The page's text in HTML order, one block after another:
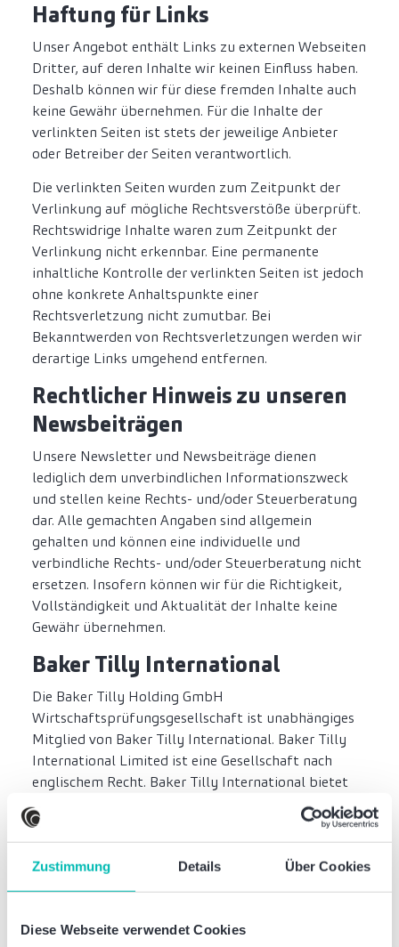
Zustimmung Details Über Cookies
Diese Webseite verwendet Cookies
Haftung für Links
Unser Angebot enthält Links zu externen Webseiten
Dritter, auf deren Inhalte wir keinen Einfluss haben.
Deshalb können wir für diese fremden Inhalte auch
keine Gewähr übernehmen. Für die Inhalte der
verlinkten Seiten ist stets der jeweilige Anbieter
oder Betreiber der Seiten verantwortlich.
Die verlinkten Seiten wurden zum Zeitpunkt der
Verlinkung auf mögliche Rechtsverstöße überprüft.
Rechtswidrige Inhalte waren zum Zeitpunkt der
Verlinkung nicht erkennbar. Eine permanente
inhaltliche Kontrolle der verlinkten Seiten ist jedoch
ohne konkrete Anhaltspunkte einer
Rechtsverletzung nicht zumutbar. Bei
Bekanntwerden von Rechtsverletzungen werden wir
derartige Links umgehend entfernen.
Rechtlicher Hinweis zu unseren
Newsbeiträgen
Unsere Newsletter und Newsbeiträge dienen
lediglich dem unverbindlichen Informationszweck
und stellen keine Rechts- und/oder Steuerberatung
dar. Alle gemachten Angaben sind allgemein
gehalten und können eine individuelle und
verbindliche Rechts- und/oder Steuerberatung nicht
ersetzen. Insofern können wir für die Richtigkeit,
Vollständigkeit und Aktualität der Inhalte keine
Gewähr übernehmen.
Baker Tilly International
Die Baker Tilly Holding GmbH
Wirtschaftsprüfungsgesellschaft ist unabhängiges
Mitglied von Baker Tilly International. Baker Tilly
International Limited ist eine Gesellschaft nach
englischem Recht. Baker Tilly International bietet
keine Prüfungs- und Beratungsleistungen gegenüber
Mandanten an. Jedes Mitglied ist eine eigenständige
und unabhängige Rechtspersönlichkeit und tritt
auch als solche auf. Die Baker Tilly Holding GmbH
Wirtschaftsprüfungsgesellschaft
Baker Tilly International und hat keine rechtliche